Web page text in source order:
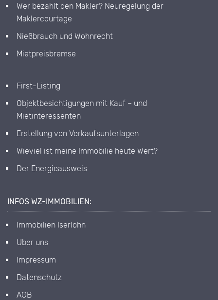
Wer bezahlt den Makler? Neuregelung der
Maklercourtage
Nießbrauch und Wohnrecht
Mietpreisbremse
First-Listing
Objektbesichtigungen mit Kauf – und
Mietinteressenten
Erstellung von Verkaufsunterlagen
Wieviel ist meine Immobilie heute Wert?
Der Energieausweis
INFOS WZ-IMMOBILIEN:
Immobilien Iserlohn
Über uns
Impressum
Datenschutz
AGB